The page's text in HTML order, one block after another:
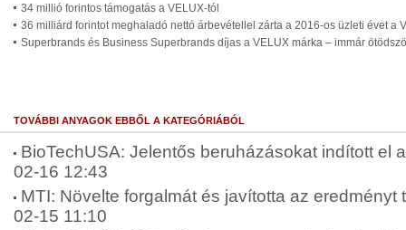
34 millió forintos támogatás a VELUX-tól
36 milliárd forintot meghaladó nettó árbevétellel zárta a 2016-os üzleti évet a
Superbrands és Business Superbrands díjas a VELUX márka – immár
TOVÁBBI ANYAGOK EBBŐL A KATEGÓRIÁBÓL
BioTechUSA: Jelentős beruházásokat indított el
02-16 12:43
MTI: Növelte forgalmát és javította az eredményt
02-15 11:10